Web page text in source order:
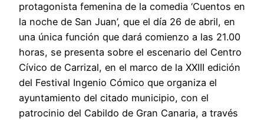
protagonista femenina de la comedia ‘Cuentos en
la noche de San Juan’, que el día 26 de abril, en
una única función que dará comienzo a las 21.00
horas, se presenta sobre el escenario del Centro
Cívico de Carrizal, en el marco de la XXIII edición
del Festival Ingenio Cómico que organiza el
ayuntamiento del citado municipio, con el
patrocinio del Cabildo de Gran Canaria, a través